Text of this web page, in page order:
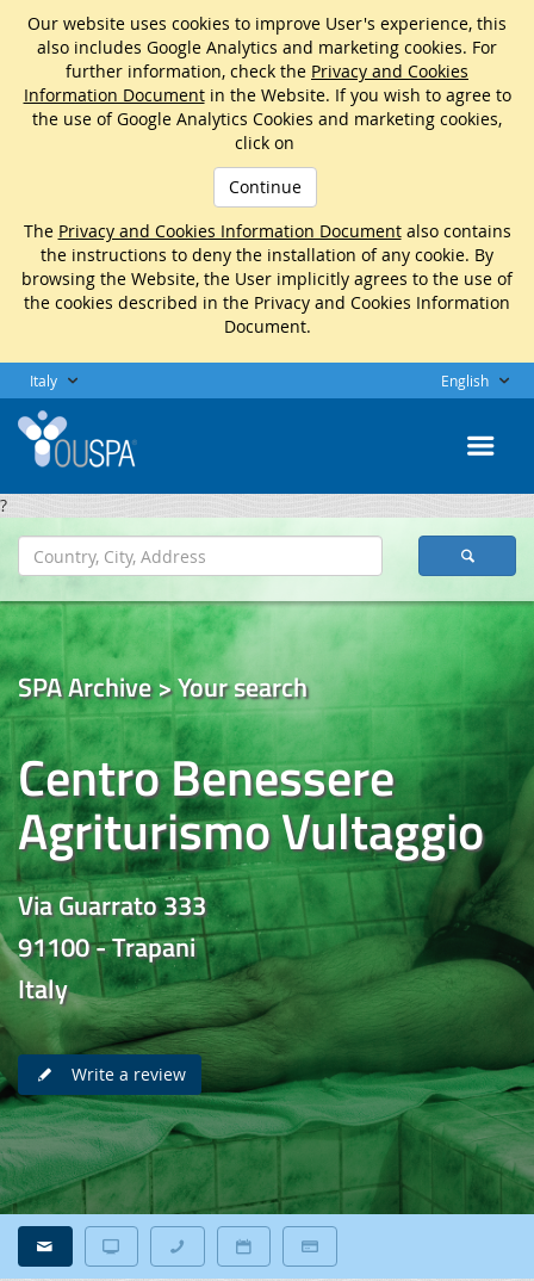
Our website uses cookies to improve User's experience, this
also includes Google Analytics and marketing cookies. For
further information, check the Privacy and Cookies
Information Documentin the Website. If you wish to agree to
the use of Google Analytics Cookies and marketing cookies,
click on
Continue
The Privacy and Cookies Information Documentalso contains
the instructions to deny the installation of any cookie. By
browsing the Website, the User implicitly agrees to the use of
the cookies described in the Privacy and Cookies Information
Document.
Italy English
?
SPA Archive > Your search
Centro Benessere
Agriturismo Vultaggio
Via Guarrato 333
91100 - Trapani
Italy
Write a review